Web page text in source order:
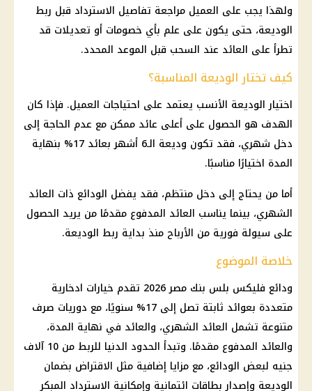
ولهذا يجب على العميل مراجعة تفاصيل الاسترداد قبل ربط
الوديعة، حتى يكون على علم بأي خصومات أو تعديلات قد
تطرأ على العائد عند السحب قبل الموعد المحدد.
كيف تختار الوديعة المناسبة؟
اختيار الوديعة الأنسب يعتمد على احتياجات العميل. فإذا كان
الهدف هو الحصول على أعلى عائد ممكن مع عدم الحاجة إلى
دخل شهري، فقد تكون وديعة الـ6 أشهر بعائد 17% بنهاية
المدة اختيارًا مناسبًا.
أما من يحتاج إلى دخل منتظم، فقد يفضل الودائع ذات العائد
الشهري، بينما يناسب العائد المدفوع مقدمًا من يريد الحصول
على سيولة فورية من الأرباح منذ بداية ربط الوديعة.
خلاصة الموضوع
ودائع فليكس بلس بنك مصر
2026 تقدم خيارات ادخارية
متعددة بعوائد ثابتة تصل إلى 17% سنويًا، مع دوريات صرف
متنوعة تشمل العائد الشهري، والعائد في نهاية المدة،
والعائد المدفوع مقدمًا. وتبدأ الحدود الدنيا للربط من 10 آلاف
جنيه لبعض الودائع، مع مزايا إضافية مثل الاقتراض بضمان
الوديعة وإصدار بطاقات ائتمانية وإمكانية الاسترداد المبكر